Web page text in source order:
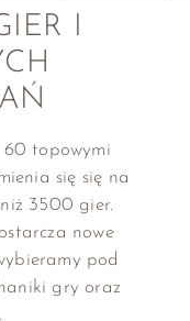
I
60 topowymi
się się na
3500 gier.
nowe
pod
gry oraz